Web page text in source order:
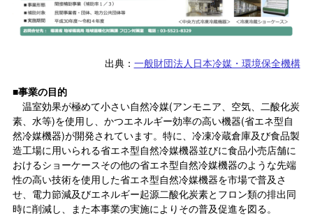
出典： 一般財団法人日本冷媒・環境保全機構
■事業の目的
温室効果が極めて小さい自然冷媒(アンモニア、空気、二酸化炭
素、水等)を使用し、かつエネルギー効率の高い機器(省エネ型自
然冷媒機器)が開発されています。特に、冷凍冷蔵倉庫及び食品製
造工場に用いられる省エネ型自然冷媒機器並びに食品小売店舗に
おけるショーケースその他の省エネ型自然冷媒機器のような先端
性の高い技術を使用した省エネ型自然冷媒機器を市場で普及さ
せ、電力節減及びエネルギー起源二酸化炭素とフロン類の排出同
時に削減し、また本事業の実施によりその普及促進を図る。